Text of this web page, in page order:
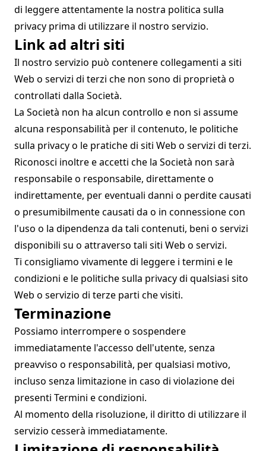
di leggere attentamente la nostra politica sulla
privacy prima di utilizzare il nostro servizio.
Link ad altri siti
Il nostro servizio può contenere collegamenti a siti
Web o servizi di terzi che non sono di proprietà o
controllati dalla Società.
La Società non ha alcun controllo e non si assume
alcuna responsabilità per il contenuto, le politiche
sulla privacy o le pratiche di siti Web o servizi di terzi.
Riconosci inoltre e accetti che la Società non sarà
responsabile o responsabile, direttamente o
indirettamente, per eventuali danni o perdite causati
o presumibilmente causati da o in connessione con
l'uso o la dipendenza da tali contenuti, beni o servizi
disponibili su o attraverso tali siti Web o servizi.
Ti consigliamo vivamente di leggere i termini e le
condizioni e le politiche sulla privacy di qualsiasi sito
Web o servizio di terze parti che visiti.
Terminazione
Possiamo interrompere o sospendere
immediatamente l'accesso dell'utente, senza
preavviso o responsabilità, per qualsiasi motivo,
incluso senza limitazione in caso di violazione dei
presenti Termini e condizioni.
Al momento della risoluzione, il diritto di utilizzare il
servizio cesserà immediatamente.